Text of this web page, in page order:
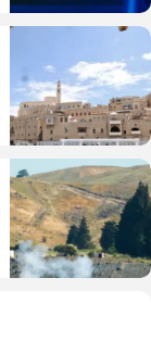
פוליטי
מזג האוויר